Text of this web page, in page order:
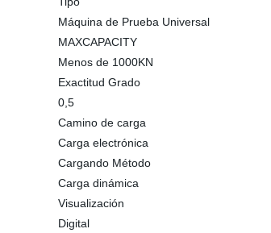
Máquina de Prueba Universal
MAXCAPACITY
Menos de 1000KN
Exactitud Grado
0,5
Camino de carga
Carga electrónica
Cargando Método
Carga dinámica
Visualización
Digital